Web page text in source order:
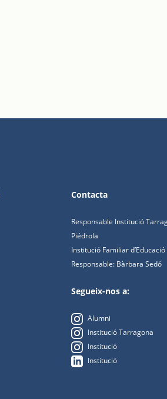
Contacta
Responsable Institució
Piédrola
Institució Familiar
Responsable: Bàrbara Sedó
Segueix-nos a:
Alumni
Institució Tarragona
Institució
Institució